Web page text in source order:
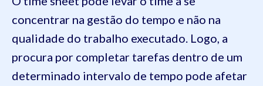
concentrar na gestão do tempo e não na
qualidade do trabalho executado. Logo, a
procura por completar tarefas dentro de um
determinado intervalo de tempo pode afetar